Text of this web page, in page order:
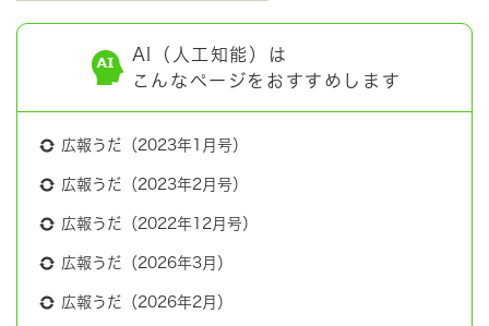
AI（人工知能）は
こんなページをおすすめします
広報うだ（2023年1月号）
広報うだ（2023年2月号）
広報うだ（2022年12月号）
広報うだ（2026年3月）
広報うだ（2026年2月）